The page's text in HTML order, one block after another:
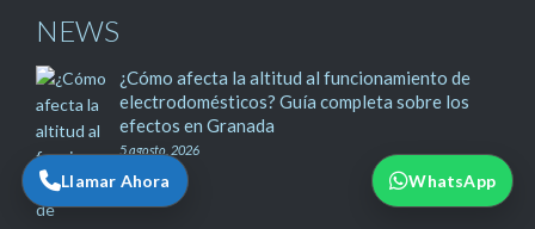
NEWS
¿Cómo afecta la altitud al funcionamiento de
electrodomésticos? Guía completa sobre los
efectos en Granada
5 agosto, 2026
Llamar Ahora WhatsApp